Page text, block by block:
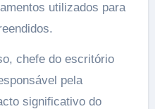
utilizados para
chefe do escritório
pela
significativo do